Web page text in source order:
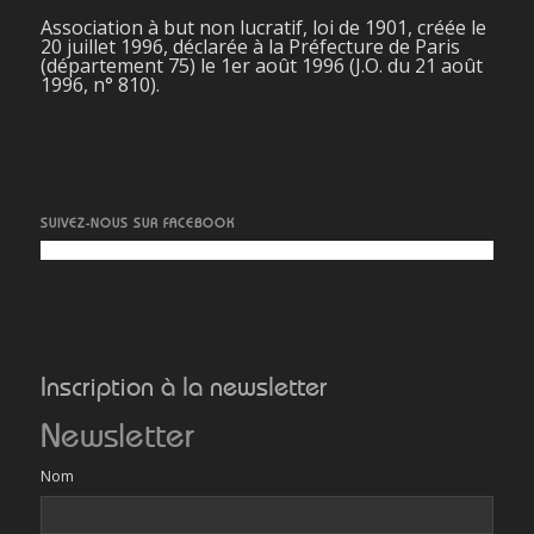
Association à but non lucratif, loi de 1901, créée le
20 juillet 1996, déclarée à la Préfecture de Paris
(département 75) le 1er août 1996 (J.O. du 21 août
1996, n° 810).
SUIVEZ-NOUS SUR FACEBOOK
Inscription à la newsletter
Newsletter
Nom